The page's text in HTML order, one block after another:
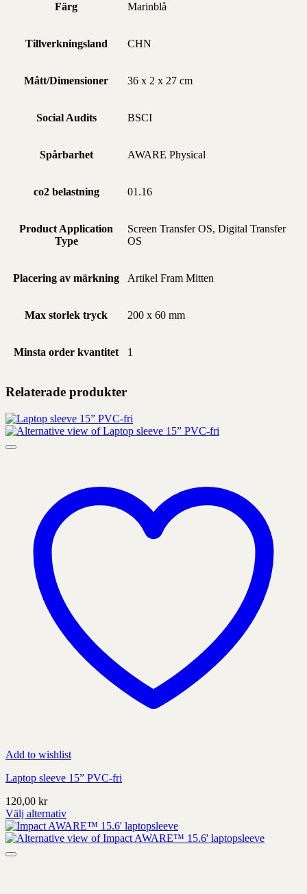
Färg Marinblå
Tillverkningsland CHN
Mått/Dimensioner 36 x 2 x 27 cm
Social Audits BSCI
Spårbarhet AWARE Physical
co2 belastning 01.16
Product Application
Type
Screen Transfer OS, Digital Transfer
OS
Placering av märkning Artikel Fram Mitten
Max storlek tryck 200 x 60 mm
Minsta order kvantitet 1
Relaterade produkter
Add to wishlist
Laptop sleeve 15” PVC-fri
120,00 kr
Välj alternativ
Denna
produkt
har